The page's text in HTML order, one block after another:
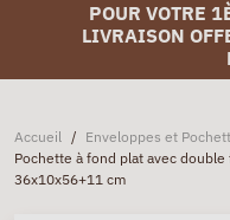
POUR VOTRE
LIVRAISON
Accueil / Enveloppes et
Pochette à fond plat avec
36x10x56+11 cm